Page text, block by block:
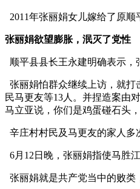
2011年张丽娟女儿嫁给了原
张丽娟欲望膨胀，泯灭了党性
顺平县县长王永建明确表示，
张丽娟怕群众继续上访，就打
民马更友等13人。并捏造案由
马立亚说，你们是鸡蛋碰石头
辛庄村村民及马更友的家人多
6月12日晚，张丽娟指使马胜
张丽娟就是共产党当中的败类